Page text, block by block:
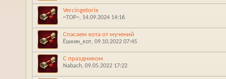
Vercingetorix
~ТОР~‎, 14.09.2024 14:16
Спасаем кота от мучений
Ёшкин_кот‎, 09.10.2022 07:45
С праздником
Nabach‎, 09.05.2022 17:22